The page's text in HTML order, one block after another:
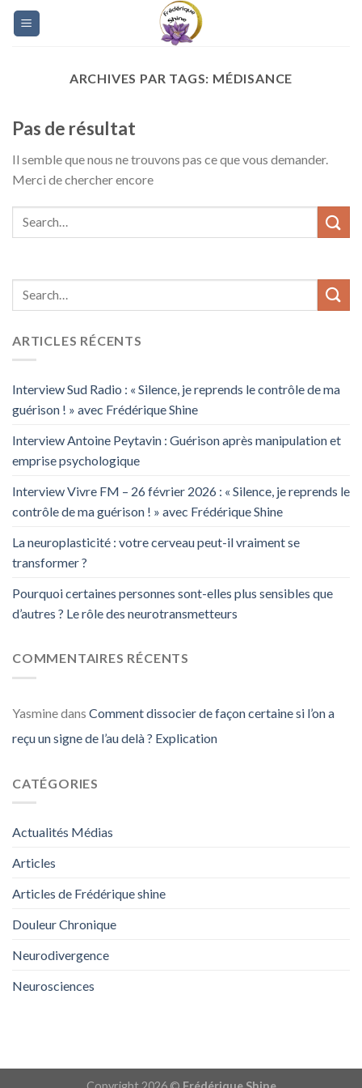
Skip
ARCHIVES PAR TAGS: MÉDISANCE
Pas de résultat
Il semble que nous ne trouvons pas ce que vous demander.
Merci de chercher encore
ARTICLES RÉCENTS
Interview Sud Radio : « Silence, je reprends le contrôle de ma
guérison ! » avec Frédérique Shine
Interview Antoine Peytavin : Guérison après manipulation et
emprise psychologique
Interview Vivre FM – 26 février 2026 : « Silence, je reprends le
contrôle de ma guérison ! » avec Frédérique Shine
La neuroplasticité : votre cerveau peut-il vraiment se
transformer ?
Pourquoi certaines personnes sont-elles plus sensibles que
d’autres ? Le rôle des neurotransmetteurs
COMMENTAIRES RÉCENTS
Yasminedans Comment dissocier de façon certaine si l’on a
reçu un signe de l’au delà ? Explication
CATÉGORIES
Actualités Médias
Articles
Articles de Frédérique shine
Douleur Chronique
Neurodivergence
Neurosciences